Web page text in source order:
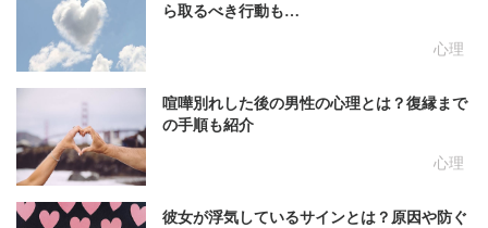
心理
ら取るべき行動も…
心理
喧嘩別れした後の男性の心理とは？復縁まで
の手順も紹介
彼女が浮気しているサインとは？原因や防ぐ